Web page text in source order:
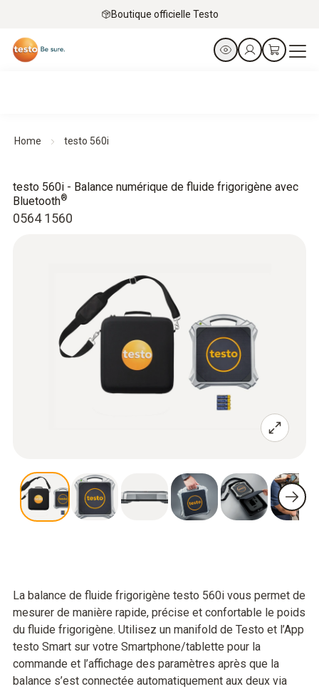
Boutique officielle Testo
Home testo 560i
0564 1560
testo 560i - Balance numérique de fluide frigorigène avec
Bluetooth®
La balance de fluide frigorigène testo 560i vous permet de
mesurer de manière rapide, précise et confortable le poids
du fluide frigorigène. Utilisez un manifold de Testo et l’App
testo Smart sur votre Smartphone/tablette pour la
commande et l’affichage des paramètres après que la
balance s’est connectée automatiquement aux deux via